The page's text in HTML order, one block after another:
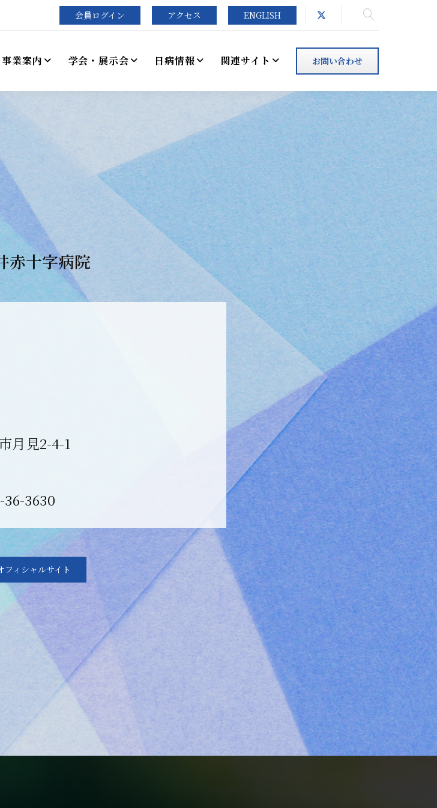
会員ログイン アクセス ENGLISH
お問い合わせ
事業案内 学会・展示会 日病情報 関連サイト
赤十字病院
月見2-4-1
36-3630
フィシャルサイト